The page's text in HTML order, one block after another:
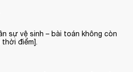
sự vệ sinh – bài toán không còn
thời điểm].